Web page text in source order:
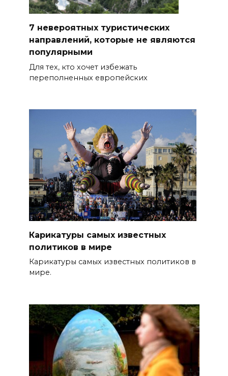
7 невероятных туристических
направлений, которые не являются
популярными
Для тех, кто хочет избежать
переполненных европейских
Карикатуры самых известных
политиков в мире
Карикатуры самых известных политиков в
мире.